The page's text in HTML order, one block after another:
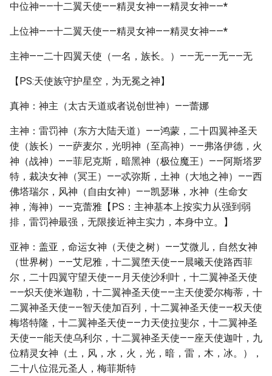
中位神——十二翼天使——精灵女神——精灵女神——*
上位神——十二翼天使——精灵女神——精灵女神——*
主神——二十四翼天使（一名，族长。）——无——无——无
【PS:天使族守护星空，为无冕之神】
真神：神主（太古天道或者说创世神）——蕾娜
主神：雷罚神（东方大陆天道）——鸿蒙，二十四翼神圣天
使（族长）——萨麦尔，光明神（至高神）——弗洛伊德，火
神（战神）——菲尼克斯，暗黑神（极位魔王）——阿斯塔罗
特，裁决女神（冥王）——忒弥斯，土神（大地之神）——西
佛塔瑞尔，风神（自由女神）——凯瑟琳，水神（生命女
神，海神）——克蕾雅【PS：主神基本上按实力从强到弱
排，雷罚神最强，无限接近神主实力，本身中立。】
亚神：盖亚，命运女神（天使之树）——艾微儿，自然女神
（世界树）——艾尼雅，十二翼堕天使——晨曦天使路西菲
尔，二十四翼守望天使——月天使沙利叶，十二翼神圣天使
——炽天使米迦勒，十二翼神圣天使——主天使爱尔梅蒂，十
二翼神圣天使——智天使加百列，十二翼神圣天使——权天使
梅塔特隆，十二翼神圣天使——力天使拉斐尔，十二翼神圣
天使——能天使乌利尔，十二翼神圣天使——座天使迦叶，九
位精灵女神（土，风，水，火，光，暗，雷，木，冰。），
二十八位混元圣人，梅菲斯特